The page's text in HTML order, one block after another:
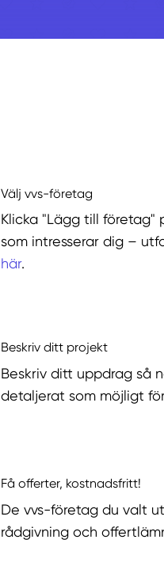
Välj vvs-företag
Klicka "Lägg till företag"
som intresserar dig –
här.
Beskriv ditt projekt
Beskriv ditt uppdrag så
detaljerat som möjligt
Få offerter, kostnadsfritt!
De vvs-företag du valt
rådgivning och